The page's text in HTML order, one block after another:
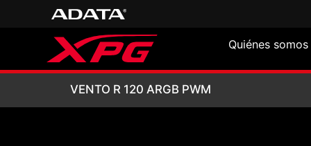
Quiénes somos
VENTO R 120
VENTO R 120 ARGB PWM